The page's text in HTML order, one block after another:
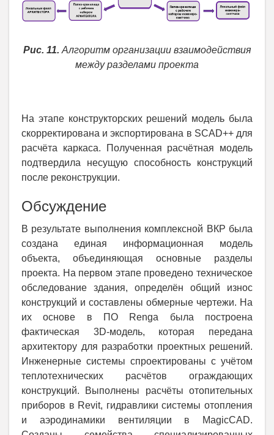
Рис. 11.Алгоритм организации взаимодействия
между разделами проекта
На этапе конструкторских решений модель была
скорректирована и экспортирована в SCAD++ для
расчёта каркаса. Полученная расчётная модель
подтвердила несущую способность конструкций
после реконструкции.
Обсуждение
В результате выполнения комплексной ВКР была
создана единая информационная модель
объекта, объединяющая основные разделы
проекта. На первом этапе проведено техническое
обследование здания, определён общий износ
конструкций и составлены обмерные чертежи. На
их основе в ПО Renga была построена
фактическая 3D-модель, которая передана
архитектору для разработки проектных решений.
Инженерные системы спроектированы с учётом
теплотехнических расчётов ограждающих
конструкций. Выполнены расчёты отопительных
приборов в Revit, гидравлики системы отопления
и аэродинамики вентиляции в MagicCAD.